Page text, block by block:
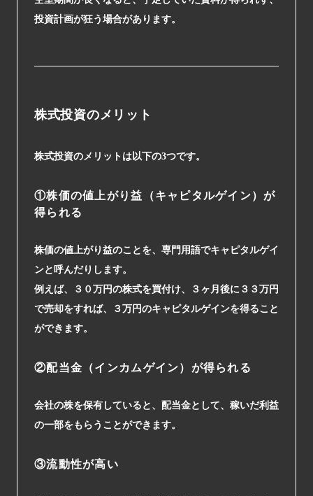
投資計画が狂う場合があります。
株式投資のメリット
株式投資のメリットは以下の3つです。
①株価の値上がり益（キャピタルゲイン）が
得られる
株価の値上がり益のことを、専門用語でキャピタルゲイ
ンと呼んだりします。
例えば、３０万円の株式を買付け、３ヶ月後に３３万円
で売却をすれば、３万円のキャピタルゲインを得ること
ができます。
②配当金（インカムゲイン）が得られる
会社の株を保有していると、配当金として、稼いだ利益
の一部をもらうことができます。
③流動性が高い